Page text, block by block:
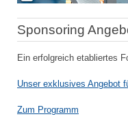
Sponsoring
Ein erfolgreich etabliertes
Unser exklusives Angebot
Zum Programm